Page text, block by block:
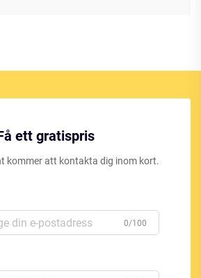
ett gratispris
kommer att kontakta dig inom kort.
0/100